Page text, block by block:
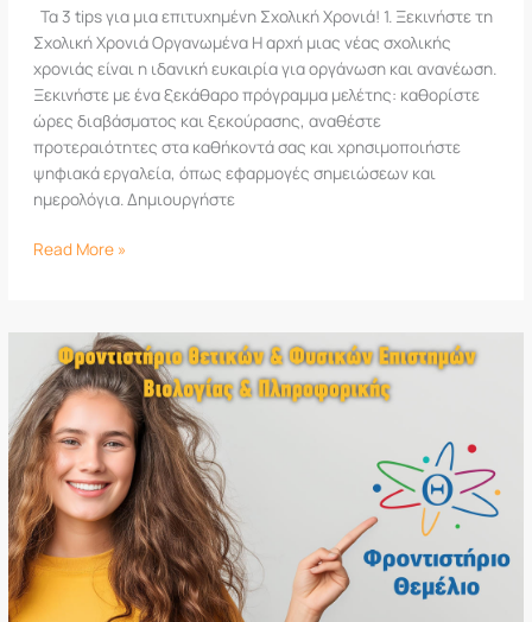
Τα 3 tips για μια επιτυχημένη Σχολική Χρονιά! 1. Ξεκινήστε τη
Σχολική Χρονιά Οργανωμένα Η αρχή μιας νέας σχολικής
χρονιάς είναι η ιδανική ευκαιρία για οργάνωση και ανανέωση.
Ξεκινήστε με ένα ξεκάθαρο πρόγραμμα μελέτης: καθορίστε
ώρες διαβάσματος και ξεκούρασης, αναθέστε
προτεραιότητες στα καθήκοντά σας και χρησιμοποιήστε
ψηφιακά εργαλεία, όπως εφαρμογές σημειώσεων και
ημερολόγια. Δημιουργήστε
Read More »
Έναρξη
εγγραφών
ακαδημαϊκού
έτους
2024-
2025